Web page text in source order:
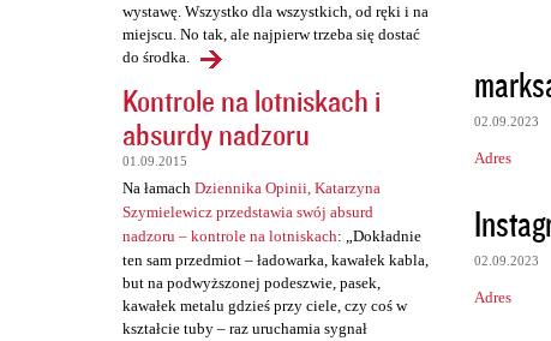
wystawę. Wszystko dla wszystkich, od ręki i na
miejscu. No tak, ale najpierw trzeba się dostać
do środka.
Kontrole na lotniskach i
absurdy nadzoru
01.09.2015
Na łamach Dziennika Opinii, Katarzyna
Szymielewicz przedstawia swój absurd
nadzoru – kontrole na lotniskach: „Dokładnie
ten sam przedmiot – ładowarka, kawałek kabla,
but na podwyższonej podeszwie, pasek,
kawałek metalu gdzieś przy ciele, czy coś w
kształcie tuby – raz uruchamia sygnał
02.09.2023
Adres
02.09.2023
Adres